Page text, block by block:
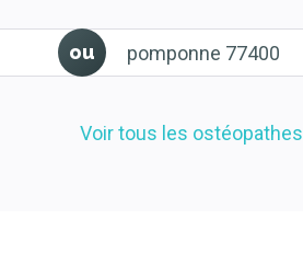
ou
Voir tous les ostéopathes